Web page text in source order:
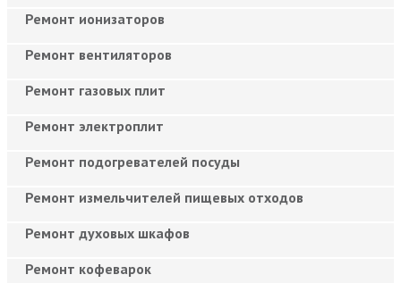
Ремонт ионизаторов
Ремонт вентиляторов
Ремонт газовых плит
Ремонт электроплит
Ремонт подогревателей посуды
Ремонт измельчителей пищевых отходов
Ремонт духовых шкафов
Ремонт кофеварок